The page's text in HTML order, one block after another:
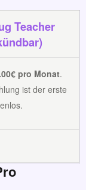
Teacher
pro Monat.
ist der erste